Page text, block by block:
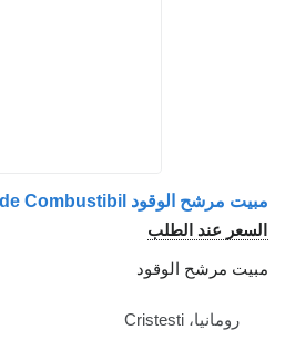
عند الطلب
مرشح الوقود
رومانيا، Cristesti